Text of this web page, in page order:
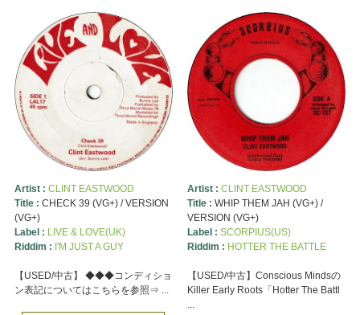
Artist : CLINT EASTWOOD
Title : CHECK 39 (VG+) / VERSION
(VG+)
Label : LIVE & LOVE(UK)
Riddim : I'M JUST A GUY
【USED/中古】 ◆◆◆コンディショ
ン表記についてはこちらを参照⇒ ...
Artist : CLINT EASTWOOD
Title : WHIP THEM JAH (VG+) /
VERSION (VG+)
Label : SCORPIUS(US)
Riddim : HOTTER THE BATTLE
【USED/中古】Conscious Mindsの
Killer Early Roots「Hotter The Battl
...